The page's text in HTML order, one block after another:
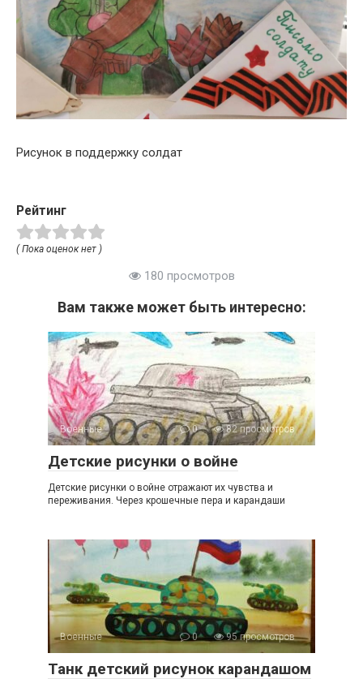
Рисунок в поддержку солдат
Рейтинг
( Пока оценок нет )
180 просмотров
Вам также может быть интересно:
Военные 0 82 просмотров
Детские рисунки о войне
Детские рисунки о войне отражают их чувства и
переживания. Через крошечные пера и карандаши
Военные 0 95 просмотров
Танк детский рисунок карандашом